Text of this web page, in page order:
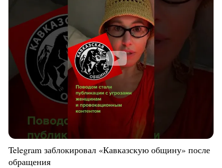
Telegram заблокировал «Кавказскую общину» после
обращения